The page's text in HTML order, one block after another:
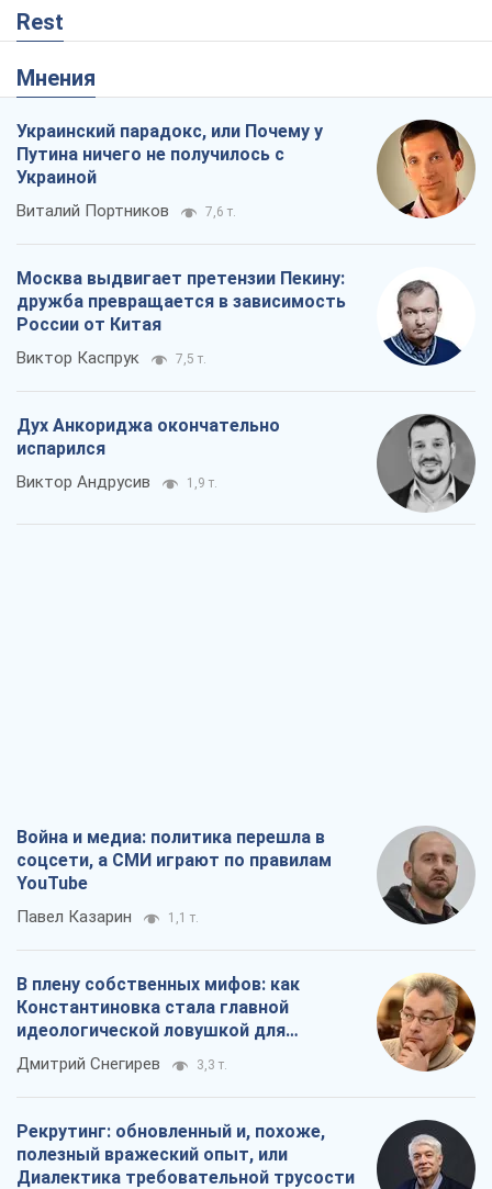
Rest
Мнения
Украинский парадокс, или Почему у
Путина ничего не получилось с
Украиной
Виталий Портников 7,6 т.
Москва выдвигает претензии Пекину:
дружба превращается в зависимость
России от Китая
Виктор Каспрук 7,5 т.
Дух Анкориджа окончательно
испарился
Виктор Андрусив 1,9 т.
Война и медиа: политика перешла в
соцсети, а СМИ играют по правилам
YouTube
Павел Казарин 1,1 т.
В плену собственных мифов: как
Константиновка стала главной
идеологической ловушкой для
российских оккупантов
Дмитрий Снегирев 3,3 т.
Рекрутинг: обновленный и, похоже,
полезный вражеский опыт, или
Диалектика требовательной трусости